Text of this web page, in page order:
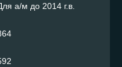
а/м до 2014 г.в.